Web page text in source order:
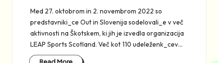
Med 27. oktobrom in 2. novembrom 2022 so
predstavniki_ce Out in Slovenija sodelovali_e v več
aktivnosti na Škotskem, ki jih je izvedla organizacija
LEAP Sports Scotland. Več kot 110 udeleženk_cev…